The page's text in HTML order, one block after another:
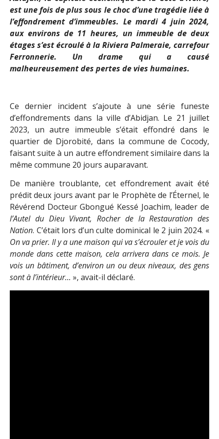
est une fois de plus sous le choc d’une tragédie liée à
l’effondrement d’immeubles. Le mardi 4 juin 2024,
aux environs de 11 heures, un immeuble de deux
étages s’est écroulé à la Riviera Palmeraie, carrefour
Ferronnerie. Un drame qui a causé
malheureusement des pertes de vies humaines.
Ce dernier incident s’ajoute à une série funeste
d’effondrements dans la ville d’Abidjan. Le 21 juillet
2023, un autre immeuble s’était effondré dans le
quartier de Djorobité, dans la commune de Cocody,
faisant suite à un autre effondrement similaire dans la
même commune 20 jours auparavant.
De manière troublante, cet effondrement avait été
prédit deux jours avant par le Prophète de l’Éternel, le
Révérend Docteur Gbongué Kessé Joachim, leader de
l’Autel du Dieu Vivant, Rocher de la Restauration des
Nation. C’était lors d’un culte dominical le 2 juin 2024. «
On va prier. Il y a une maison qui va s’écrouler et je vois du
monde dans cette maison, cela arrivera dans ce mois. Je
vois un bâtiment, d’environ un ou deux niveaux, des gens
sont à l’intérieur… », avait-il déclaré.